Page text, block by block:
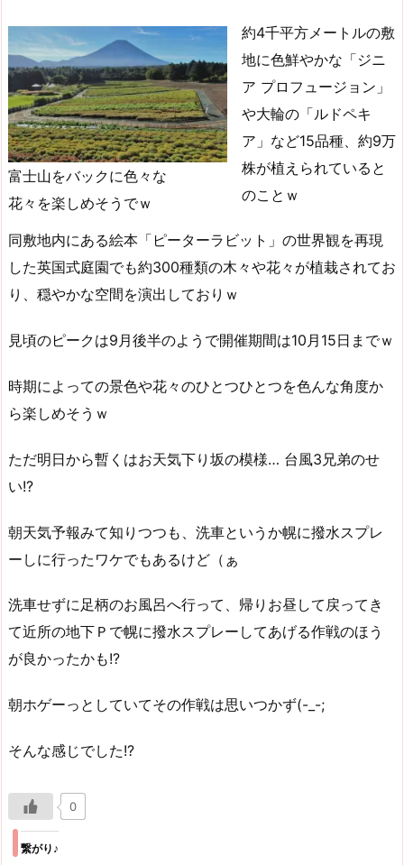
富士山をバックに色々な
花々を楽しめそうでｗ
約4千平方メートルの敷
地に色鮮やかな「ジニ
ア プロフュージョン」
や大輪の「ルドペキ
ア」など15品種、約9万
株が植えられていると
のことｗ
同敷地内にある絵本「ピーターラビット」の世界観を再現
した英国式庭園でも約300種類の木々や花々が植栽されてお
り、穏やかな空間を演出しておりｗ
見頃のピークは9月後半のようで開催期間は10月15日までｗ
時期によっての景色や花々のひとつひとつを色んな角度か
ら楽しめそうｗ
ただ明日から暫くはお天気下り坂の模様… 台風3兄弟のせ
い!?
朝天気予報みて知りつつも、洗車というか幌に撥水スプレ
ーしに行ったワケでもあるけど（ぁ
洗車せずに足柄のお風呂へ行って、帰りお昼して戻ってき
て近所の地下Ｐで幌に撥水スプレーしてあげる作戦のほう
が良かったかも!?
朝ホゲーっとしていてその作戦は思いつかず(-_-;
そんな感じでした!?
0
繋がり♪